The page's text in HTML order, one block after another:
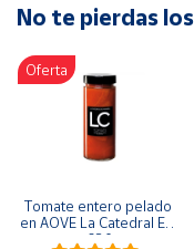
Artesanía
Oficina y
Papelería
Para Canarias,
Ceuta y Melilla
populares
No te pierdas
Oferta
Tomate entero pelado
en AOVE La Catedral ER-
630